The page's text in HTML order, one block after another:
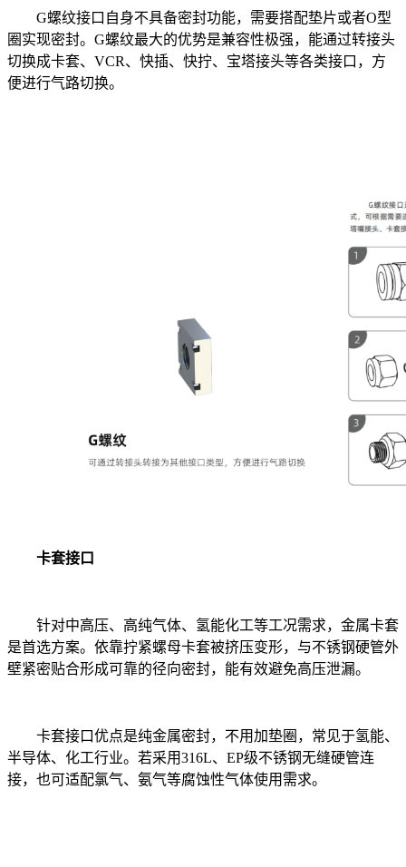
G螺纹接口自身不具备密封功能，需要搭配垫片或者O型
圈实现密封。G螺纹最大的优势是兼容性极强，能通过转接头
切换成卡套、VCR、快插、快拧、宝塔接头等各类接口，方
便进行气路切换。
卡套接口
针对中高压、高纯气体、氢能化工等工况需求，金属卡套
是首选方案。依靠拧紧螺母卡套被挤压变形，与不锈钢硬管外
壁紧密贴合形成可靠的径向密封，能有效避免高压泄漏。
卡套接口优点是纯金属密封，不用加垫圈，常见于氢能、
半导体、化工行业。若采用316L、EP级不锈钢无缝硬管连
接，也可适配氯气、氨气等腐蚀性气体使用需求。